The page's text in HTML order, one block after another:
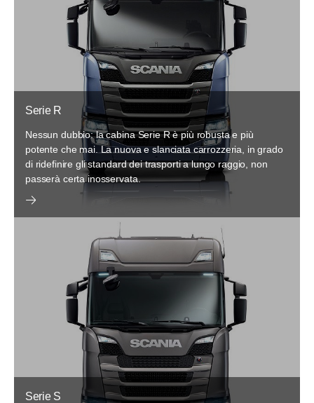
Serie R
Nessun dubbio: la cabina Serie R è più robusta e più
potente che mai. La nuova e slanciata carrozzeria, in grado
di ridefinire gli standard dei trasporti a lungo raggio, non
passerà certa inosservata.
Serie S